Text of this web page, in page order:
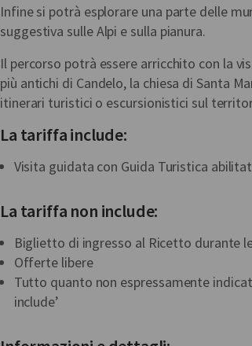
Infine si potrà esplorare una parte delle
suggestiva sulle Alpi e sulla pianura.
Il percorso potrà essere arricchito con la
più antichi di Candelo, la chiesa di Santa
itinerari turistici o escursionistici sul
La tariffa include:
Visita guidata con Guida Turistica
La tariffa non include:
Biglietto di ingresso al Ricetto durante
Offerte libere
Tutto quanto non espressamente
include’